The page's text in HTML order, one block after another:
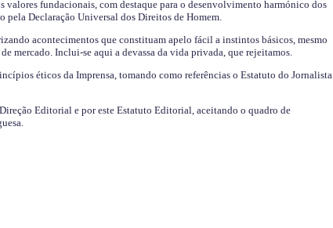
valores fundacionais, com destaque para o desenvolvimento harmónico dos
pela Declaração Universal dos Direitos de Homem.
acontecimentos que constituam apelo fácil a instintos básicos, mesmo
mercado. Inclui-se aqui a devassa da vida privada, que rejeitamos.
éticos da Imprensa, tomando como referências o Estatuto do Jornalista
Editorial e por este Estatuto Editorial, aceitando o quadro de